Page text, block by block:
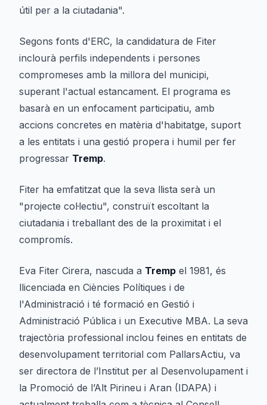
útil per a la ciutadania".
Segons fonts d'ERC, la candidatura de Fiter
inclourà perfils independents i persones
compromeses amb la millora del municipi,
superant l'actual estancament. El programa es
basarà en un enfocament participatiu, amb
accions concretes en matèria d'habitatge, suport
a les entitats i una gestió propera i humil per fer
progressar Tremp.
Fiter ha emfatitzat que la seva llista serà un
"projecte col·lectiu", construït escoltant la
ciutadania i treballant des de la proximitat i el
compromís.
Eva Fiter Cirera, nascuda a Tremp el 1981, és
llicenciada en Ciències Polítiques i de
l'Administració i té formació en Gestió i
Administració Pública i un Executive MBA. La seva
trajectòria professional inclou feines en entitats de
desenvolupament territorial com PallarsActiu, va
ser directora de l’Institut per al Desenvolupament i
la Promoció de l’Alt Pirineu i Aran (IDAPA) i